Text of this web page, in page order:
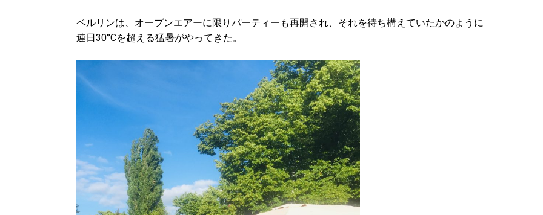
ベルリンは、オープンエアーに限りパーティーも再開され、それを待ち構えていたかのように
連日30°Cを超える猛暑がやってきた。